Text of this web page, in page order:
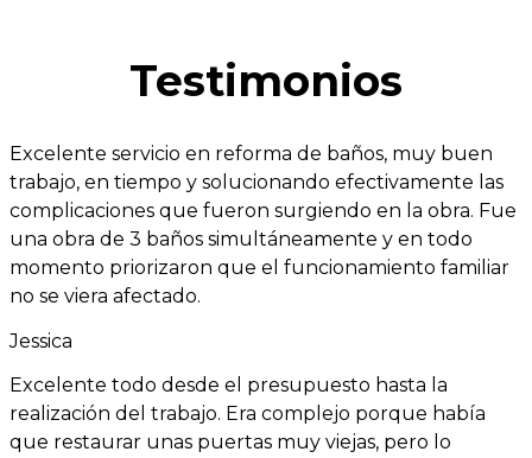
Testimonios
Excelente servicio en reforma de baños, muy buen
trabajo, en tiempo y solucionando efectivamente las
complicaciones que fueron surgiendo en la obra. Fue
una obra de 3 baños simultáneamente y en todo
momento priorizaron que el funcionamiento familiar
no se viera afectado.
Jessica
Excelente todo desde el presupuesto hasta la
realización del trabajo. Era complejo porque había
que restaurar unas puertas muy viejas, pero lo